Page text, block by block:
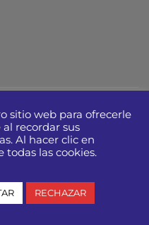
sitio web para ofrecerle
recordar sus
Al hacer clic en
todas las cookies.
RECHAZAR